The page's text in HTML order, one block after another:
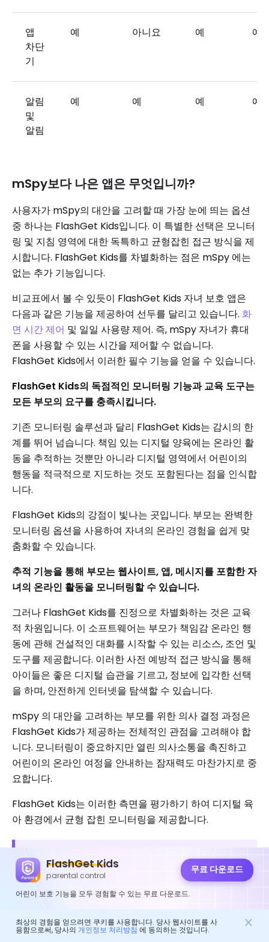
앱
차단
기
예 아니요 예 예
알림
및
알림
예 예 예 예
mSpy보다 나은 앱은 무엇입니까?
사용자가 mSpy의 대안을 고려할 때 가장 눈에 띄는 옵션
중 하나는 FlashGet Kids입니다. 이 특별한 선택은 모니터
링 및 지침 영역에 대한 독특하고 균형잡힌 접근 방식을 제
시합니다. FlashGet Kids를 차별화하는 점은 mSpy 에는
없는 추가 기능입니다.
비교표에서 볼 수 있듯이 FlashGet Kids 자녀 보호 앱은
다음과 같은 기능을 제공하여 선두를 달리고 있습니다. 화
면 시간 제어 및 일일 사용량 제어. 즉, mSpy 자녀가 휴대
폰을 사용할 수 있는 시간을 제어할 수 없습니다.
FlashGet Kids에서 이러한 필수 기능을 얻을 수 있습니다.
FlashGet Kids의 독점적인 모니터링 기능과 교육 도구는
모든 부모의 요구를 충족시킵니다.
기존 모니터링 솔루션과 달리 FlashGet Kids는 감시의 한
계를 뛰어 넘습니다. 책임 있는 디지털 양육에는 온라인 활
동을 추적하는 것뿐만 아니라 디지털 영역에서 어린이의
행동을 적극적으로 지도하는 것도 포함된다는 점을 인식합
니다.
FlashGet Kids의 강점이 빛나는 곳입니다. 부모는 완벽한
모니터링 옵션을 사용하여 자녀의 온라인 경험을 쉽게 맞
춤화할 수 있습니다.
추적 기능을 통해 부모는 웹사이트, 앱, 메시지를 포함한 자
녀의 온라인 활동을 모니터링할 수 있습니다.
그러나 FlashGet Kids를 진정으로 차별화하는 것은 교육
적 차원입니다. 이 소프트웨어는 부모가 책임감 온라인 행
동에 관해 건설적인 대화를 시작할 수 있는 리소스, 조언 및
도구를 제공합니다. 이러한 사전 예방적 접근 방식을 통해
아이들은 좋은 디지털 습관을 기르고, 정보에 입각한 선택
을 하며, 안전하게 인터넷을 탐색할 수 있습니다.
mSpy 의 대안을 고려하는 부모를 위한 의사 결정 과정은
FlashGet Kids가 제공하는 전체적인 관점을 고려해야 합
니다. 모니터링이 중요하지만 열린 의사소통을 촉진하고
어린이의 온라인 여정을 안내하는 잠재력도 마찬가지로 중
요합니다.
FlashGet Kids는 이러한 측면을 평가하기 하여 디지털 육
아 환경에서 균형 잡힌 모니터링을 제공합니다.
결론
끊임없이 진화하는 디지털 환경에서 mSpy 와 같은 도구
적입니다. mSpy계획의 유연성과 다양한 모니터링 기능 덕
분에 확실히 시장에서 강력한 경쟁자가 되었습니다.
FlashGet Kids
parental control
무료 다운로드
어린이 보호 기능을 모두 경험할 수 있는 무료 다운로드.
최상의 경험을 얻으려면 쿠키를 사용합니다. 당사 웹사이트를 사
용함으로써, 당사의 개인정보 처리방침 에 동의하는 것입니다.